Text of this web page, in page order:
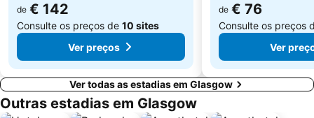
de € 142
Consulte os preços de 10 sites
Ver preços
de € 76
Consulte os preços
Ver
Ver todas as estadias em Glasgow
Outras estadias em Glasgow